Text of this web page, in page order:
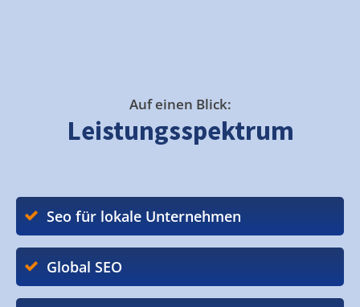
Auf einen Blick:
Leistungsspektrum
Seo für lokale Unternehmen
Global SEO